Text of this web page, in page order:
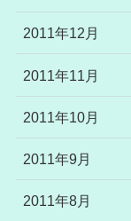
2011年12月
2011年11月
2011年10月
2011年9月
2011年8月